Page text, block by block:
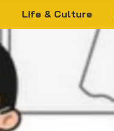
Life & Culture